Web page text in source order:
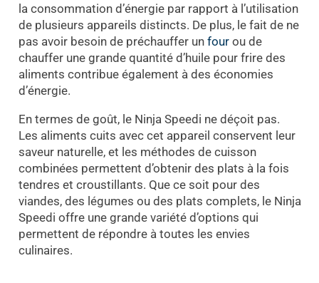
la consommation d’énergie par rapport à l’utilisation
de plusieurs appareils distincts. De plus, le fait de ne
pas avoir besoin de préchauffer un fourou de
chauffer une grande quantité d’huile pour frire des
aliments contribue également à des économies
d’énergie.
En termes de goût, le Ninja Speedi ne déçoit pas.
Les aliments cuits avec cet appareil conservent leur
saveur naturelle, et les méthodes de cuisson
combinées permettent d’obtenir des plats à la fois
tendres et croustillants. Que ce soit pour des
viandes, des légumes ou des plats complets, le Ninja
Speedi offre une grande variété d’options qui
permettent de répondre à toutes les envies
culinaires.